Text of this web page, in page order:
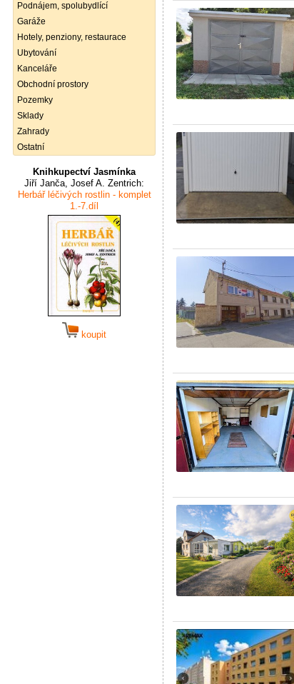
Podnájem, spolubydlící
Garáže
Hotely, penziony, restaurace
Ubytování
Kanceláře
Obchodní prostory
Pozemky
Sklady
Zahrady
Ostatní
Knihkupectví Jasmínka
Jiří Janča, Josef A. Zentrich:
Herbář léčivých rostlin - komplet
1.-7.díl
koupit